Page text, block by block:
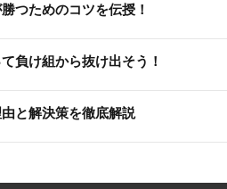
つためのコツを伝授！
負け組から抜け出そう！
と解決策を徹底解説